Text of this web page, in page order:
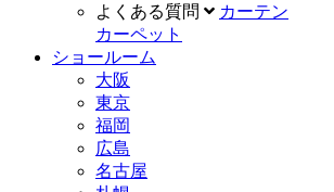
よくある質問
カーテン
カーペット
ショールーム
大阪
東京
福岡
広島
名古屋